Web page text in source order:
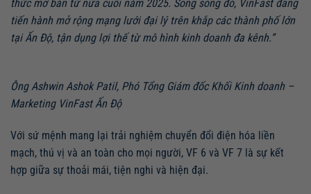
thức mở bán từ nửa cuối năm 2025. Songsong đó, VinFast đang
tiến hành mởrộng mạng lưới đại lý trên khắp các thành phố lớn
tại Ấn Độ, tận dụng lợi thế từmô hình kinh doanh đa kênh.”
Ông Ashwin Ashok Patil, Phó Tổng Giám đốc Khối Kinh doanh –
Marketing VinFast Ấn Độ
Với sứ mệnh mang lại trải nghiệm chuyển đổi điện hóa liền
mạch, thú vị và an toàn cho mọi người, VF 6 và VF 7 là sự kết
hợp giữa sự thoải mái, tiện nghi và hiện đại.